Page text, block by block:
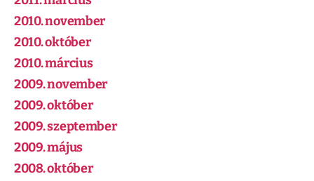
2010. november
2010. október
2010. március
2009. november
2009. október
2009. szeptember
2009. május
2008. október